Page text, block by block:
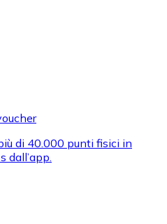
di 40.000 punti fisici in
dall’app.